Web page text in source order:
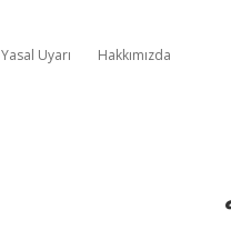
Yasal Uyarı Hakkımızda